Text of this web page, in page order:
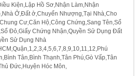
Kiện,Lập Hồ Sơ,Nhận Làm,Nhận
Ở,Đất ở,Chuyển Nhượng,Tại Nhà,Cho
Cư,Căn Hộ,Công Chứng,Sang Tên,Sổ
Đỏ,Giấy Chứng Nhận,Quyền Sử Dụng Đất
Sử Dụng Nhà
Tân,Bình Thạnh,Tân Phú,Gò Vấp,Tân
Đức,Huyện Hóc Môn,